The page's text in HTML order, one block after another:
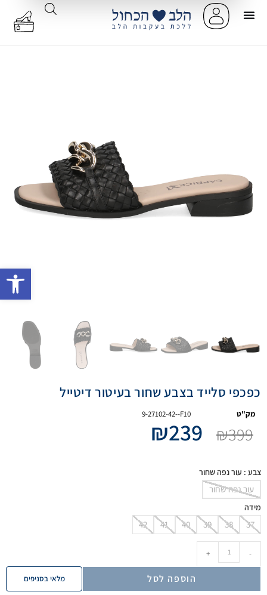
כפכפי סלייד בצבע שחור בעיטור דיטייל
מק"ט 9-27102-42--F10
₪399
₪239
צבע : עור נפה שחור
עור נפה שחור
מידה
37
38
39
40
41
42
-
+
הוספה לסל מלאי בסניפים